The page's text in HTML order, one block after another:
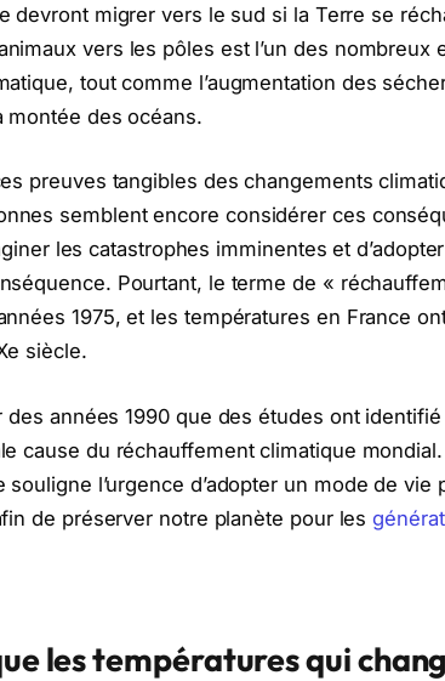
devront migrer vers le sud si la Terre se
vers les pôles est l’un des nombreux
tout comme l’augmentation des
montée des océans.
preuves tangibles des changements
semblent encore considérer ces
les catastrophes imminentes et
Pourtant, le terme de «
1975, et les températures en France
siècle.
des années 1990 que des études ont
cause du réchauffement climatique
l’urgence d’adopter un mode de vie
de préserver notre planète pour les
les températures qui